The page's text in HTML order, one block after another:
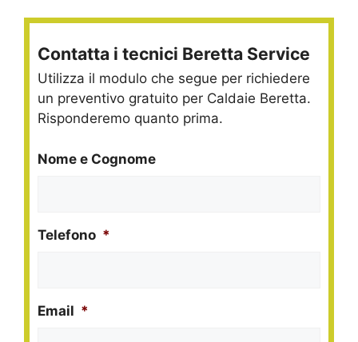
Contatta i tecnici Beretta Service
Utilizza il modulo che segue per richiedere
un preventivo gratuito per Caldaie Beretta.
Risponderemo quanto prima.
Nome e Cognome
Telefono *
Email *